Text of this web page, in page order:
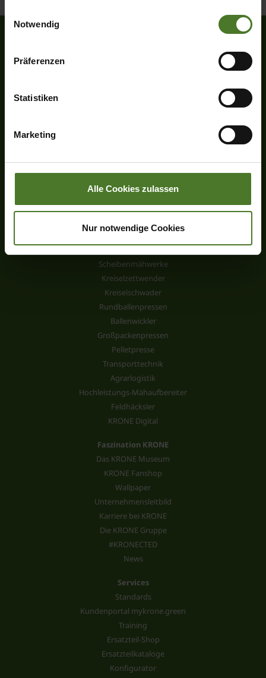
sie im Rahmen Ihrer Nutzung der Dienste gesammelt
Wir setzen im Rahmen des Trackings auch Dienstleister
Datenschutzbestimmungen ein, wodurch das Risiko von
behördlichen Zugriffen bzw. von Kontrollverlust bzgl.
Datenschutzhinweise
Notwendig
Präferenzen
Statistiken
Marketing
Alle Cookies zulassen
Nur notwendige Cookies
Produkte
Scheibenmähwerke
Kreiselzettwender
Kreiselschwader
Rundballenpressen
Ballenwickler
Großpackenpressen
Pelletpresse
Transporttechnik
Agrarlogistik
Hochleistungs-Mähaufbereiter
Feldhäcksler
KRONE Digital
Faszination KRONE
Das KRONE Museum
KRONE Fanshop
Wallpaper
Unternehmensleitbild
Karriere bei KRONE
Die KRONE Gruppe
#KRONECTED
News
Services
Standards
Kundenportal mykrone.green
Training
Ersatzteil-Shop
Ersatzteilkataloge
Konfigurator